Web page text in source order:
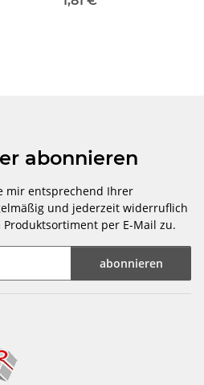
abonnieren
mir entsprechend Ihrer
und jederzeit widerruflich
per E-Mail zu.
abonnieren